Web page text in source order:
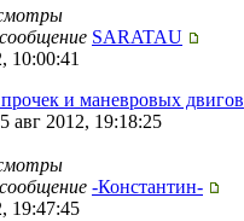
SARATAU
10:00:41
и маневровых двигов
авг 2012, 19:18:25
-Константин-
19:47:45